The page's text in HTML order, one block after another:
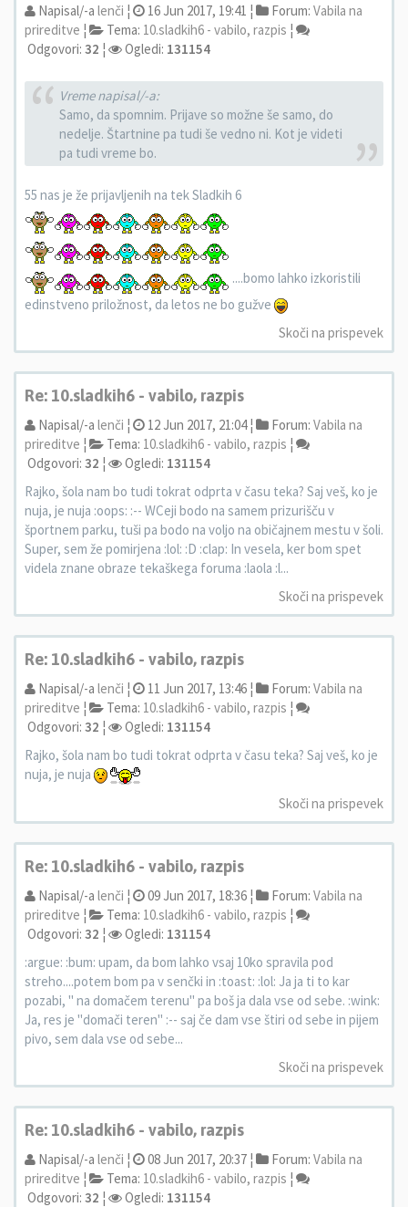
Napisal/-a lenči ¦ 16 Jun 2017, 19:41 ¦ Forum: Vabila na
prireditve ¦ Tema: 10.sladkih6 - vabilo, razpis ¦
Odgovori: 32 ¦ Ogledi: 131154
Vreme napisal/-a:
Samo, da spomnim. Prijave so možne še samo, do
nedelje. Štartnine pa tudi še vedno ni. Kot je videti
pa tudi vreme bo.
55 nas je že prijavljenih na tek Sladkih 6
....bomo lahko izkoristili
edinstveno priložnost, da letos ne bo gužve
Skoči na prispevek
Re: 10.sladkih6 - vabilo, razpis
Napisal/-a lenči ¦ 12 Jun 2017, 21:04 ¦ Forum: Vabila na
prireditve ¦ Tema: 10.sladkih6 - vabilo, razpis ¦
Odgovori: 32 ¦ Ogledi: 131154
Rajko, šola nam bo tudi tokrat odprta v času teka? Saj veš, ko je
nuja, je nuja :oops: :-- WCeji bodo na samem prizurišču v
športnem parku, tuši pa bodo na voljo na običajnem mestu v šoli.
Super, sem že pomirjena :lol: :D :clap: In vesela, ker bom spet
videla znane obraze tekaškega foruma :laola :l...
Skoči na prispevek
Re: 10.sladkih6 - vabilo, razpis
Napisal/-a lenči ¦ 11 Jun 2017, 13:46 ¦ Forum: Vabila na
prireditve ¦ Tema: 10.sladkih6 - vabilo, razpis ¦
Odgovori: 32 ¦ Ogledi: 131154
Rajko, šola nam bo tudi tokrat odprta v času teka? Saj veš, ko je
nuja, je nuja
Skoči na prispevek
Re: 10.sladkih6 - vabilo, razpis
Napisal/-a lenči ¦ 09 Jun 2017, 18:36 ¦ Forum: Vabila na
prireditve ¦ Tema: 10.sladkih6 - vabilo, razpis ¦
Odgovori: 32 ¦ Ogledi: 131154
:argue: :bum: upam, da bom lahko vsaj 10ko spravila pod
streho....potem bom pa v senčki in :toast: :lol: Ja ja ti to kar
pozabi, " na domačem terenu" pa boš ja dala vse od sebe. :wink:
Ja, res je "domači teren" :-- saj če dam vse štiri od sebe in pijem
pivo, sem dala vse od sebe...
Skoči na prispevek
Re: 10.sladkih6 - vabilo, razpis
Napisal/-a lenči ¦ 08 Jun 2017, 20:37 ¦ Forum: Vabila na
prireditve ¦ Tema: 10.sladkih6 - vabilo, razpis ¦
Odgovori: 32 ¦ Ogledi: 131154